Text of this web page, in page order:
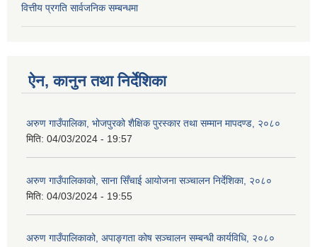
वित्तीय प्रगति सार्वजनिक सम्बन्धमा
ऐन, कानुन तथा निर्देशिका
अरुण गाउँपालिका, भोजपुरको शैक्षिक पुरस्कार तथा सम्मान मापदण्ड, २०८०
मिति: 04/03/2024 - 19:57
अरुण गाउँपालिकाको, साना सिँचाई आयोजना सञ्‍चालन निर्देशिका, २०८०
मिति: 04/03/2024 - 19:55
अरुण गाउँपालिकाको, अपाङ्गता कोष सञ्‍चालन सम्बन्धी कार्यविधि, २०८०